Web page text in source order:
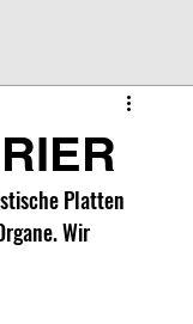
Platten
Wir